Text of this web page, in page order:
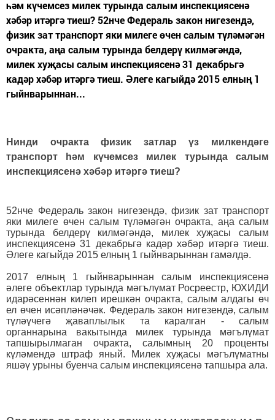
һәм күчемсез милек турында салым инспекциясенә
хәбәр итәргә тиеш? 52нче Федераль закон нигезендә,
физик зат транспорт яки милеге өчен салым түләмәгән
очракта, аңа салым турында белдерү килмәгәндә,
милек хуҗасы салым инспекциясенә 31 декабрьгә
кадәр хәбәр итәргә тиеш. Әлеге кагыйдә 2015 елның 1
гыйнварыннан...
Нинди очракта физик затлар үз милкендәге
транспорт һәм күчемсез милек турында салым
инспекциясенә хәбәр итәргә тиеш?
52нче Федераль закон нигезендә, физик зат транспорт
яки милеге өчен салым түләмәгән очракта, аңа салым
турында белдерү килмәгәндә, милек хуҗасы салым
инспекциясенә 31 декабрьгә кадәр хәбәр итәргә тиеш.
Әлеге кагыйдә 2015 елның 1 гыйнварыннан гамәлдә.
2017 елның 1 гыйнварыннан салым инспекциясенә
әлеге объектлар турында мәгълүмат Росреестр, ЮХИДИ
идарәсеннән килеп ирешкән очракта, салым алдагы өч
ел өчен исәпләнәчәк. Федераль закон нигезендә, салым
түләүчегә җаваплылык та каралган - салым
органнарына вакытында милек турында мәгълүмат
тапшырылмаган очракта, салымның 20 проценты
күләмендә штраф яный. Милек хуҗасы мәгълүматны
яшәү урыны буенча салым инспекциясенә тапшыра ала.